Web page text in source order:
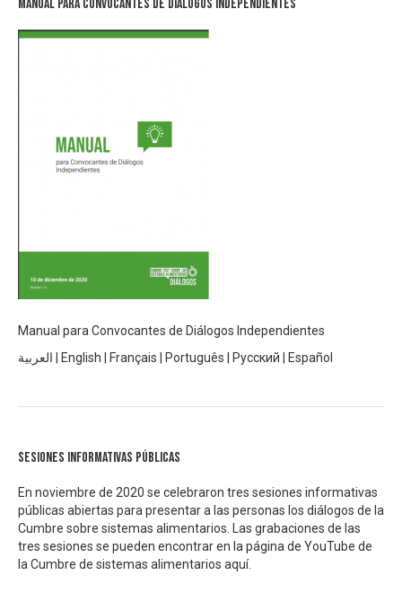
Manual para Convocantes de Diálogos Independientes
Manual para Convocantes de Diálogos Independientes
العربية
English Français Português Русский Español
Sesiones informativas públicas
En noviembre de 2020 se celebraron tres sesiones informativas
públicas abiertas para presentar a las personas los diálogos de la
Cumbre sobre sistemas alimentarios. Las grabaciones de las
tres sesiones se pueden encontrar en la página de YouTube de
la Cumbre de sistemas alimentarios aquí.